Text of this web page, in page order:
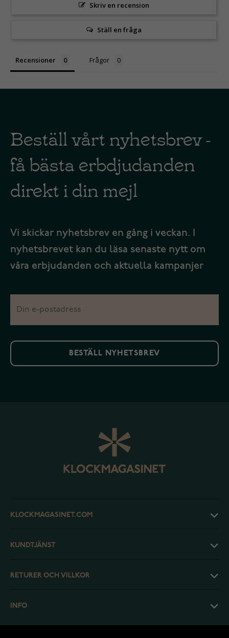
Skriv en recension
Ställ en fråga
Recensioner Frågor
Beställ vårt nyhetsbrev -
få bästa erbdjudanden
direkt i din mejl
Vi skickar nyhetsbrev en gång i veckan. I
nyhetsbrevet kan du läsa senaste nytt om
våra erbjudanden och aktuella kampanjer
BESTÄLL NYHETSBREV
KLOCKMAGASINET.COM
KUNDTJÄNST
RETURER OCH VILLKOR
INFO